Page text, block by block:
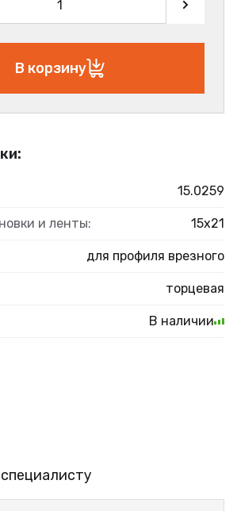
15.0259
и ленты: 15x21
для профиля врезного
торцевая
В наличии
В корзину